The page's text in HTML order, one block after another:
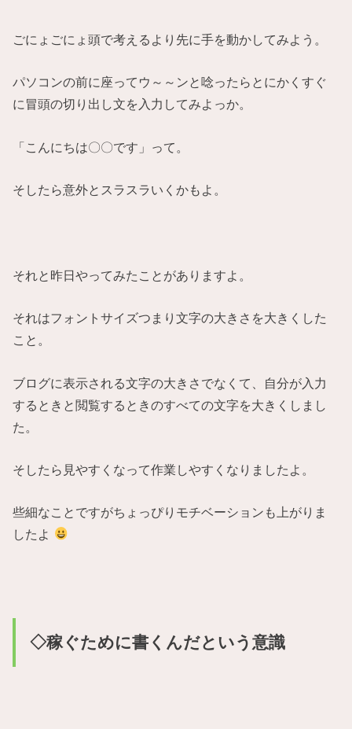
ごにょごにょ頭で考えるより先に手を動かしてみよう。
パソコンの前に座ってウ～～ンと唸ったらとにかくすぐ
に冒頭の切り出し文を入力してみよっか。
「こんにちは〇〇です」って。
そしたら意外とスラスラいくかもよ。
それと昨日やってみたことがありますよ。
それはフォントサイズつまり文字の大きさを大きくした
こと。
ブログに表示される文字の大きさでなくて、自分が入力
するときと閲覧するときのすべての文字を大きくしまし
た。
そしたら見やすくなって作業しやすくなりましたよ。
些細なことですがちょっぴりモチベーションも上がりま
したよ
◇稼ぐために書くんだという意識